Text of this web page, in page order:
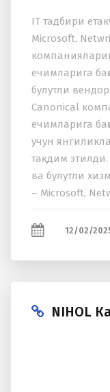
IT тадбири
Microsoft,
ечимларига
булутли
Canonical
ечимларига
учун
тақдим
ва булутли
– Microsoft,
12/02/
NIHOL